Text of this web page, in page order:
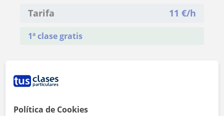
Tarifa 11 €/h
1ª clase gratis
Política de Cookies